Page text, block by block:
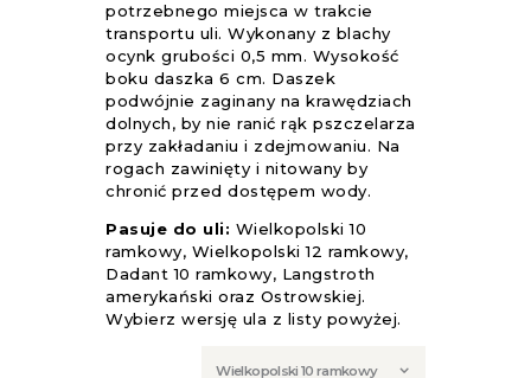
potrzebnego miejsca w trakcie
transportu uli. Wykonany z blachy
ocynk grubości 0,5 mm. Wysokość
boku daszka 6 cm. Daszek
podwójnie zaginany na krawędziach
dolnych, by nie ranić rąk pszczelarza
przy zakładaniu i zdejmowaniu. Na
rogach zawinięty i nitowany by
chronić przed dostępem wody.
Pasuje do uli: Wielkopolski 10
ramkowy, Wielkopolski 12 ramkowy,
Dadant 10 ramkowy, Langstroth
amerykański oraz Ostrowskiej.
Wybierz wersję ula z listy powyżej.